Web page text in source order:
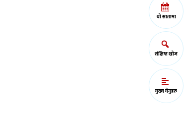
यो सातामा
संक्षिप्त खोज
मुख्य मेनुहरु